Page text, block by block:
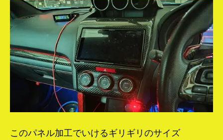
このパネル加工でいけるギリギリのサイズ